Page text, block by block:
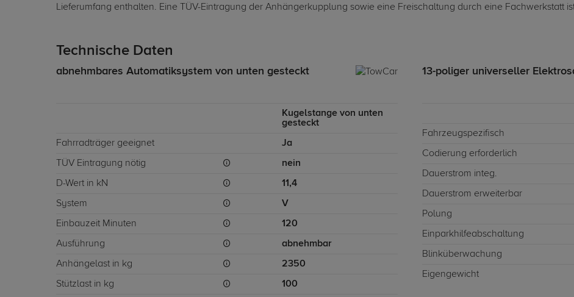
Lieferumfang enthalten. Eine TÜV-Eintragung der Anhängerkupplung sowie eine Freischaltung durch eine Fachwerkstatt
Technische Daten
abnehmbares Automatiksystem von unten gesteckt
Kugelstange von unten
gesteckt
Fahrradträger geeignet Ja
TÜV Eintragung nötig nein
D-Wert in kN 11,4
System V
Einbauzeit Minuten 120
Ausführung abnehmbar
Anhängelast in kg 2350
Stützlast in kg 100
13-poliger universeller
Fahrzeugspezifisch
Codierung erforderlich
Dauerstrom integ.
Dauerstrom erweiterbar
Polung
Einparkhilfeabschaltung
Blinküberwachung
Eigengewicht